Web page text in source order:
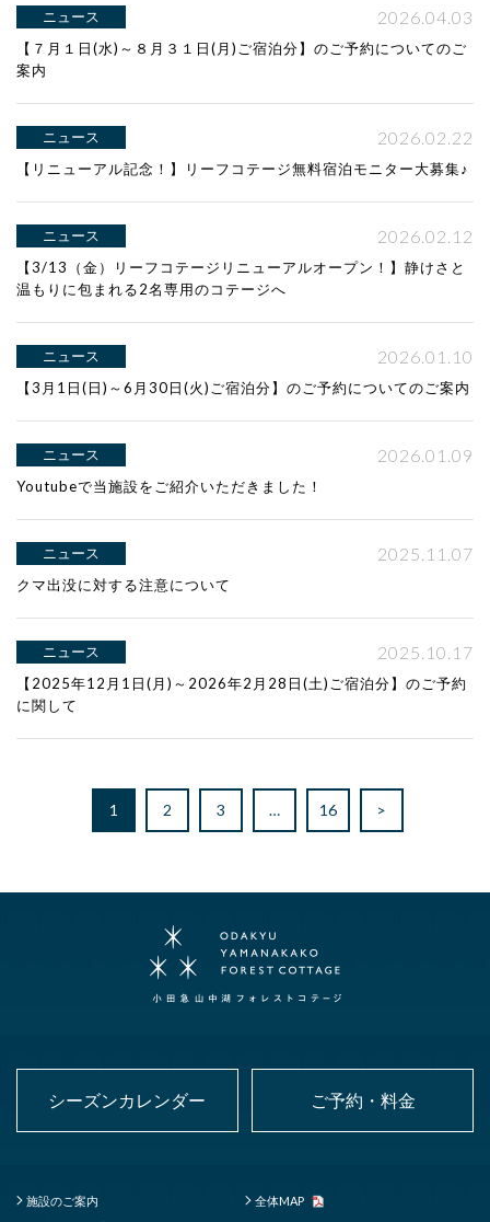
ニュース 2026.04.03
【７月１日(水)～８月３１日(月)ご宿泊分】のご予約についてのご
案内
ニュース 2026.02.22
【リニューアル記念！】リーフコテージ無料宿泊モニター大募集♪
ニュース 2026.02.12
【3/13（金）リーフコテージリニューアルオープン！】静けさと
温もりに包まれる2名専用のコテージへ
ニュース 2026.01.10
【3月1日(日)～6月30日(火)ご宿泊分】のご予約についてのご案内
ニュース 2026.01.09
Youtubeで当施設をご紹介いただきました！
ニュース 2025.11.07
クマ出没に対する注意について
ニュース 2025.10.17
【2025年12月1日(月)～2026年2月28日(土)ご宿泊分】のご予約
に関して
1 2 3 … 16 >
シーズンカレンダー ご予約・料金
施設のご案内
全体MAP